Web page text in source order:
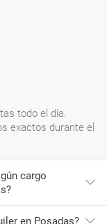
todo el día.
exactos durante el
cargo
en Posadas?